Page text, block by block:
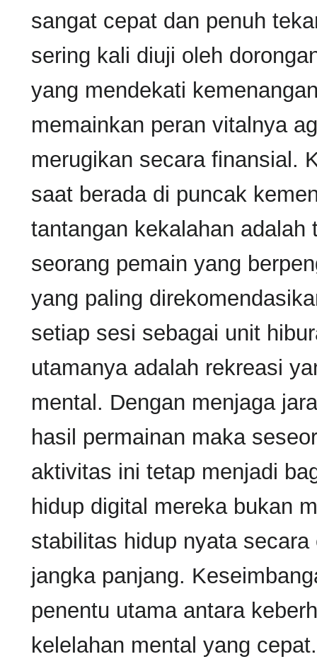
sangat cepat dan penuh
sering kali diuji oleh
yang mendekati
memainkan peran vitalnya
merugikan secara finansial.
saat berada di puncak
tantangan kekalahan
seorang pemain yang
yang paling
setiap sesi sebagai unit
utamanya adalah rekreasi
mental. Dengan menjaga
hasil permainan maka
aktivitas ini tetap menjadi
hidup digital mereka bukan
stabilitas hidup nyata
jangka panjang.
penentu utama antara
kelelahan mental yang cepat.